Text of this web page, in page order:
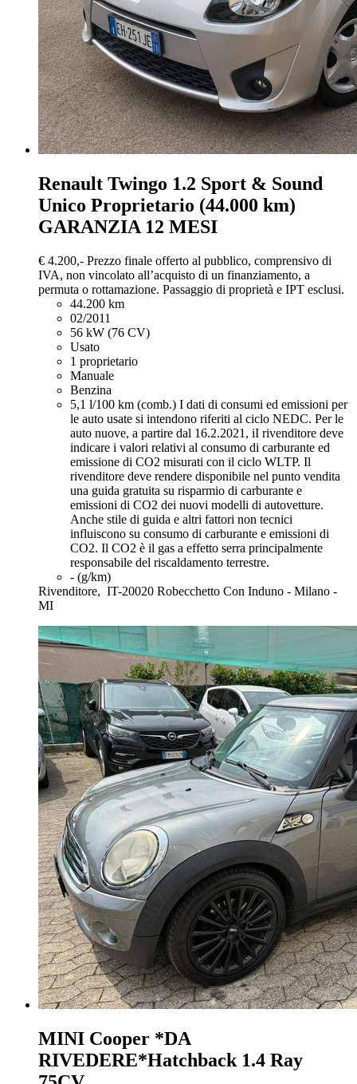
Renault Twingo 1.2 Sport & Sound
Unico Proprietario (44.000 km)
GARANZIA 12 MESI
€ 4.200,- Prezzo finale offerto al pubblico, comprensivo di
IVA, non vincolato all’acquisto di un finanziamento, a
permuta o rottamazione. Passaggio di proprietà e IPT esclusi.
44.200 km
02/2011
56 kW (76 CV)
Usato
1 proprietario
Manuale
Benzina
5,1 l/100 km (comb.) I dati di consumi ed emissioni per
le auto usate si intendono riferiti al ciclo NEDC. Per le
auto nuove, a partire dal 16.2.2021, iI rivenditore deve
indicare i valori relativi al consumo di carburante ed
emissione di CO2 misurati con il ciclo WLTP. Il
rivenditore deve rendere disponibile nel punto vendita
una guida gratuita su risparmio di carburante e
emissioni di CO2 dei nuovi modelli di autovetture.
Anche stile di guida e altri fattori non tecnici
influiscono su consumo di carburante e emissioni di
CO2. Il CO2 è il gas a effetto serra principalmente
responsabile del riscaldamento terrestre.
- (g/km)
Rivenditore, IT-20020 Robecchetto Con Induno - Milano -
MI
MINI Cooper *DA
RIVEDERE*Hatchback 1.4 Ray